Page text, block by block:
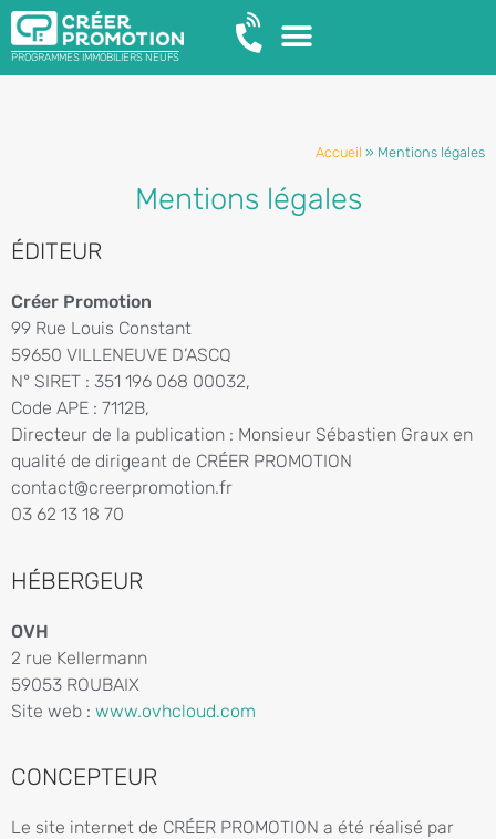
PROGRAMMES IMMOBILIERS NEUFS
Accueil » Mentions légales
Mentions légales
ÉDITEUR
Créer Promotion
99 Rue Louis Constant
59650 VILLENEUVE D’ASCQ
N° SIRET : 351 196 068 00032,
Code APE : 7112B,
Directeur de la publication : Monsieur Sébastien Graux en
qualité de dirigeant de CRÉER PROMOTION
contact@creerpromotion.fr
03 62 13 18 70
HÉBERGEUR
OVH
2 rue Kellermann
59053 ROUBAIX
Site web : www.ovhcloud.com
CONCEPTEUR
Le site internet de CRÉER PROMOTION a été réalisé par